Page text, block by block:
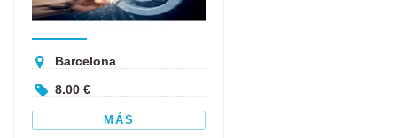
Barcelona
8.00 €
MÁS